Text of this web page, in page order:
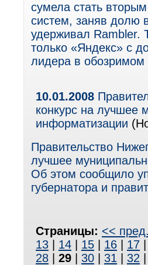
сумела стать
систем, заняв долю
удерживал Rambler.
только «Яндекс» с
лидера в обозримом
10.01.2008
конкурс на лучшее
информатизации
Правительство
лучшее
Об этом сообщило
губернатора и
Страницы: <<
13
14 15 16 17
28
29 30 31 32